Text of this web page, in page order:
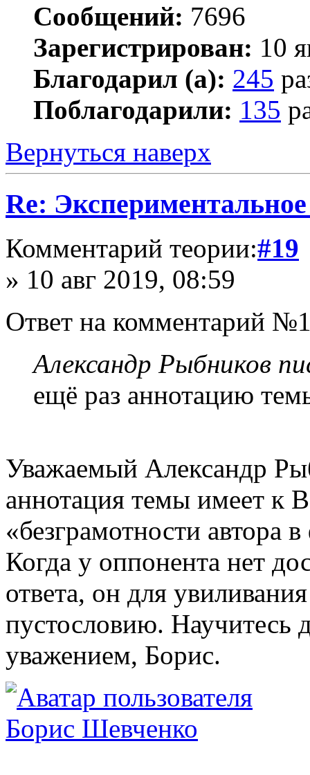
Сообщений: 7696
Зарегистрирован: 10
Благодарил (а): 245
Поблагодарили: 135
Вернуться наверх
Re:
Комментарий теории:#19
» 10 авг 2019, 08:59
Ответ на комментарий
Александр Рыбников
ещё раз аннотацию
Уважаемый Александр
аннотация темы имеет к
«безграмотности автора
Когда у оппонента нет
ответа, он для
пустословию. Научитесь
уважением, Борис.
Борис Шевченко